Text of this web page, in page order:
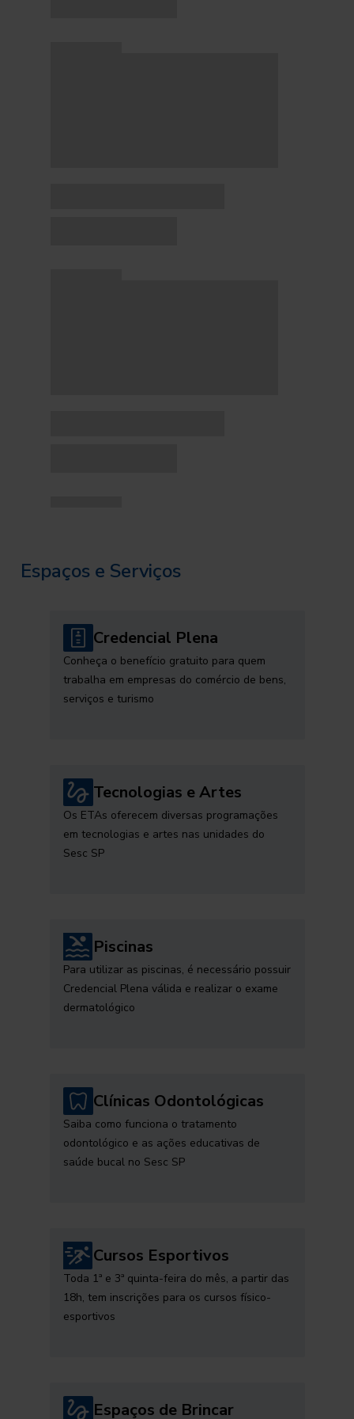
Espaços e Serviços
Credencial Plena
Conheça o benefício gratuito para quem
trabalha em empresas do comércio de bens,
serviços e turismo
Tecnologias e Artes
Os ETAs oferecem diversas programações
em tecnologias e artes nas unidades do
Sesc SP
Piscinas
Para utilizar as piscinas, é necessário possuir
Credencial Plena válida e realizar o exame
dermatológico
Clínicas Odontológicas
Saiba como funciona o tratamento
odontológico e as ações educativas de
saúde bucal no Sesc SP
Cursos Esportivos
Toda 1ª e 3ª quinta-feira do mês, a partir das
18h, tem inscrições para os cursos físico-
esportivos
Espaços de Brincar